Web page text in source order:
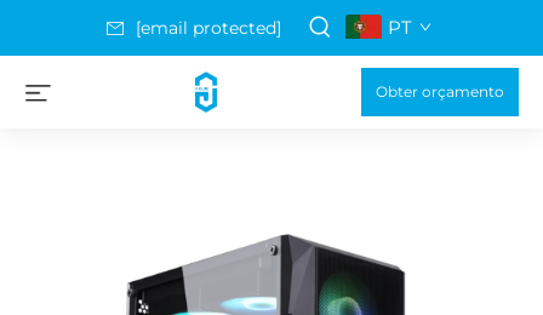
[email protected] PT
Obter orçamento